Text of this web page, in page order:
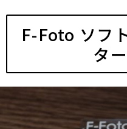
F-Foto ソフ
タ